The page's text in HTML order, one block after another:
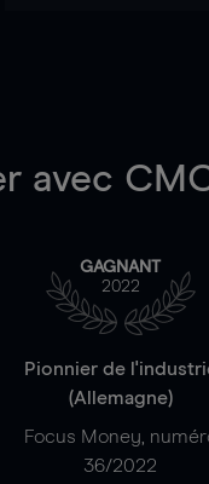
avec
GAGNANT
2022
Pionnier de
(Allemagne)
Focus Money,
36/2022